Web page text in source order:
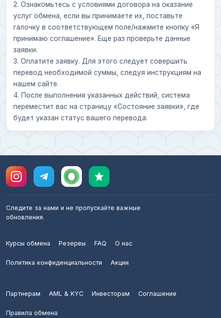
2. Ознакомьтесь с условиями договора на оказание
услуг обмена, если вы принимаете их, поставьте
галочку в соответствующем поле/нажмите кнопку «Я
принимаю соглашение». Еще раз проверьте данные
заявки.
3. Оплатите заявку. Для этого следует совершить
перевод необходимой суммы, следуя инструкциям на
нашем сайте.
4. После выполнения указанных действий, система
переместит вас на страницу «Состояние заявки», где
будет указан статус вашего перевода.
Следите за нами и не пропускайте важные
обновления.
Курсы обмена Резервы FAQ О нас
Политика конфиденциальности Акции
Партнерам AML & KYC Инвесторам Соглашение
Правила обмена